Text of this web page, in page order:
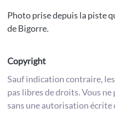
Photo prise depuis la piste
de Bigorre.
Copyright
Sauf indication contraire,
pas libres de droits. Vous
sans une autorisation